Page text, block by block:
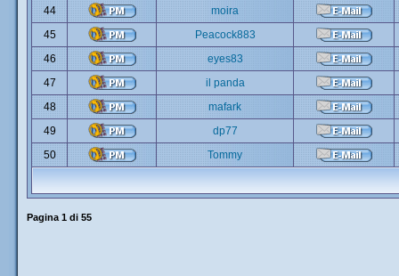
44
moira
45
Peacock883
46
eyes83
47
il panda
48
mafark
49
dp77
50
Tommy
Pagina 1 di 55